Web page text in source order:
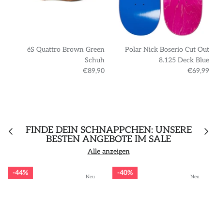
éS Quattro Brown Green
Schuh
€89,90
Polar Nick Boserio Cut Out
8.125 Deck Blue
€69,99
FINDE DEIN SCHNÄPPCHEN: UNSERE
BESTEN ANGEBOTE IM SALE
Alle anzeigen
Neu
44% Neu
40%